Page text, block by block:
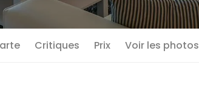
Critiques Prix Voir les photos